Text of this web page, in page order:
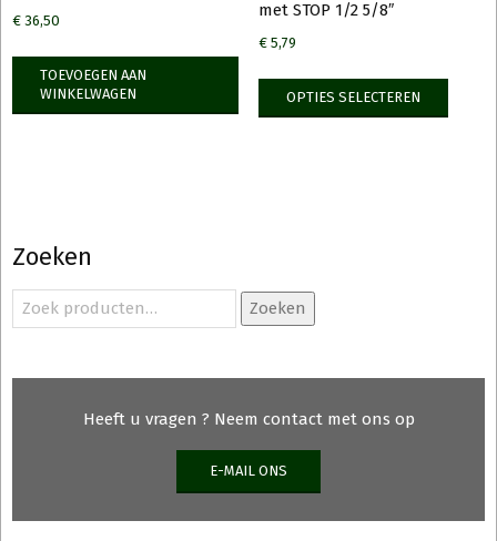
€ 36,50
TOEVOEGEN AAN
WINKELWAGEN
met STOP 1/2 5/8″
€5,79
OPTIES SELECTEREN
Dit
de
Zoeken
Zoeken
naar:
Zoeken
Heeft u vragen ? Neem contact met ons op
E-MAIL ONS